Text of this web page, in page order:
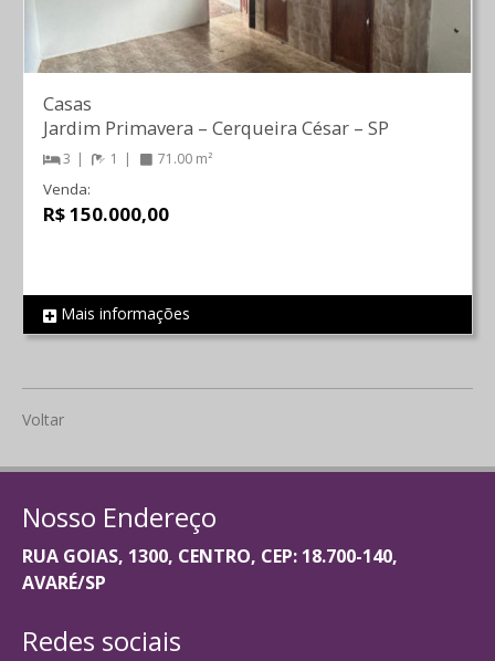
REF 2132
Casas
Jardim Primavera – Cerqueira César – SP
3 1 71.00 m²
Venda:
R$ 150.000,00
Mais informações
Voltar
Nosso Endereço
RUA GOIAS, 1300, CENTRO, CEP: 18.700-140,
AVARÉ/SP
Redes sociais